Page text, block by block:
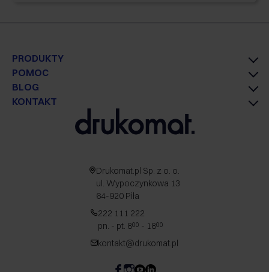
PRODUKTY
POMOC
BLOG
KONTAKT
Drukomat.pl Sp. z o. o.
ul. Wypoczynkowa 13
64-920 Piła
222 111 222
pn. - pt. 800 - 1800
kontakt@drukomat.pl